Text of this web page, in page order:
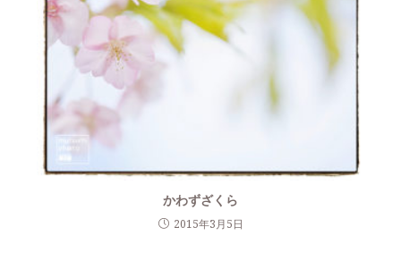
かわずざくら
2015年3月5日